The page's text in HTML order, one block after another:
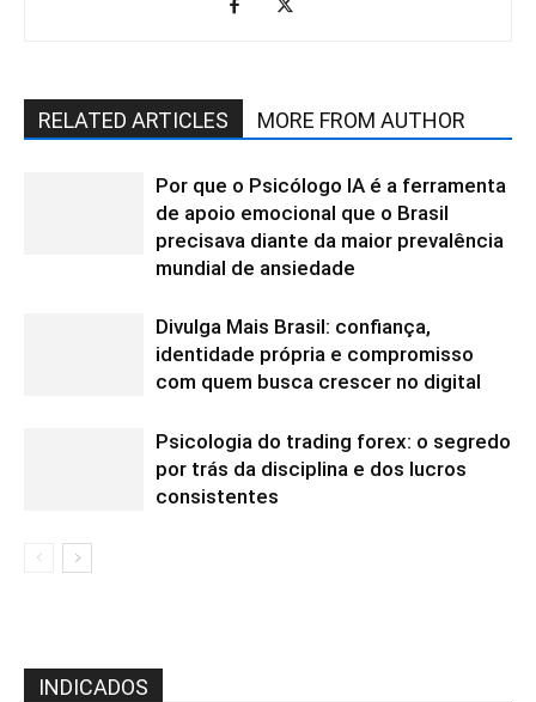
RELATED ARTICLES MORE FROM AUTHOR
Por que o Psicólogo IA é a ferramenta
de apoio emocional que o Brasil
precisava diante da maior prevalência
mundial de ansiedade
Divulga Mais Brasil: confiança,
identidade própria e compromisso
com quem busca crescer no digital
Psicologia do trading forex: o segredo
por trás da disciplina e dos lucros
consistentes
INDICADOS